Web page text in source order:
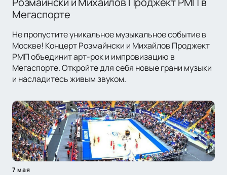
Мегаспорте
Не пропустите уникальное музыкальное событие в
Москве! Концерт Розмайнски и Михайлов Проджект
РМП объединит арт-рок и импровизацию в
Мегаспорте. Откройте для себя новые грани музыки
и насладитесь живым звуком.
7 мая